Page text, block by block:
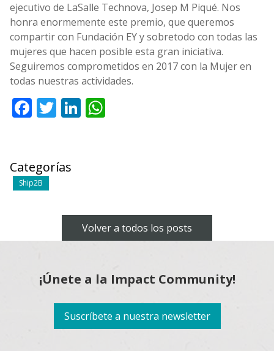
ejecutivo de LaSalle Technova, Josep M Piqué. Nos
honra enormemente este premio, que queremos
compartir con Fundación EY y sobretodo con todas las
mujeres que hacen posible esta gran iniciativa.
Seguiremos comprometidos en 2017 con la Mujer en
todas nuestras actividades.
Facebook
TwitterLinkedIn
Categorías
Ship2B
Volver a todos los posts
¡Únete a la Impact Community!
Suscríbete a nuestra newsletter